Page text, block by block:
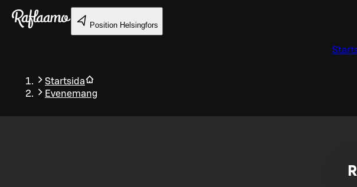
Gå till huvudinnehållet
Position Helsingfors
Startsida
Evenemang
Tillbaka